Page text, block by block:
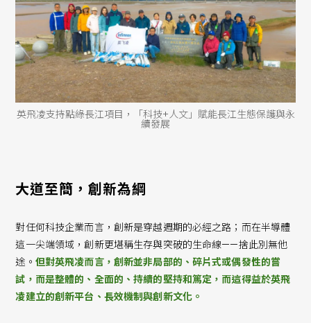
英飛凌支持點綠長江項目，「科技+人文」賦能長江生態保護與永
續發展
大道至簡，創新為綱
對任何科技企業而言，創新是穿越週期的必經之路；而在半導體
這一尖端領域，創新更堪稱生存與突破的生命線——捨此別無他
途。 但對英飛凌而言，創新並非局部的、碎片式或偶發性的嘗
試，而是整體的、全面的、持續的堅持和篤定，而這得益於英飛
凌建立的創新平台、長效機制與創新文化。